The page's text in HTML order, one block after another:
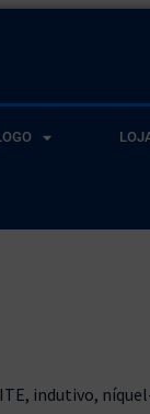
indutivo,